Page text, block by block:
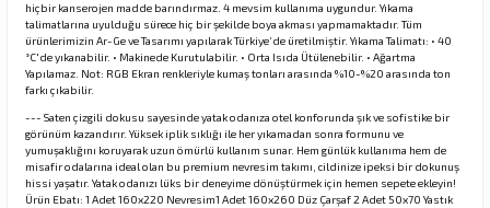
hiçbir kanserojen madde barındırmaz. 4 mevsim kullanıma uygundur. Yıkama
talimatlarına uyulduğu sürece hiç bir şekilde boya akması yapmamaktadır. Tüm
ürünlerimizin Ar-Ge ve Tasarımı yapılarak Türkiye’de üretilmiştir. Yıkama Talimatı: • 40
°C'de yıkanabilir. • Makinede Kurutulabilir. • Orta Isıda Ütülenebilir. • Ağartma
Yapılamaz. Not: RGB Ekran renkleriyle kumaş tonları arasında %10-%20 arasında ton
farkı çıkabilir.
--- Saten çizgili dokusu sayesinde yatak odanıza otel konforunda şık ve sofistike bir
görünüm kazandırır. Yüksek iplik sıklığı ile her yıkamadan sonra formunu ve
yumuşaklığını koruyarak uzun ömürlü kullanım sunar. Hem günlük kullanıma hem de
misafir odalarına ideal olan bu premium nevresim takımı, cildinize ipeksi bir dokunuş
hissi yaşatır. Yatak odanızı lüks bir deneyime dönüştürmek için hemen sepete ekleyin!
Ürün Ebatı: 1 Adet 160x220 Nevresim1 Adet 160x260 Düz Çarşaf 2 Adet 50x70 Yastık